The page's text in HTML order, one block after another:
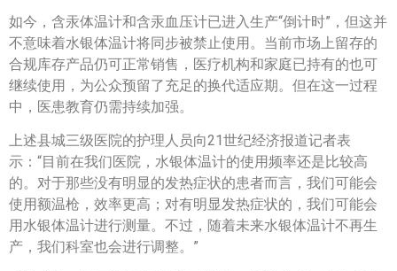
如今，含汞体温计和含汞血压计已进入生产“倒计时”，但这并
不意味着水银体温计将同步被禁止使用。当前市场上留存的
合规库存产品仍可正常销售，医疗机构和家庭已持有的也可
继续使用，为公众预留了充足的换代适应期。但在这一过程
中，医患教育仍需持续加强。
上述县城三级医院的护理人员向21世纪经济报道记者表
示：“目前在我们医院，水银体温计的使用频率还是比较高
的。对于那些没有明显的发热症状的患者而言，我们可能会
使用额温枪，效率更高；对有明显发热症状的，我们可能会
用水银体温计进行测量。不过，随着未来水银体温计不再生
产，我们科室也会进行调整。”